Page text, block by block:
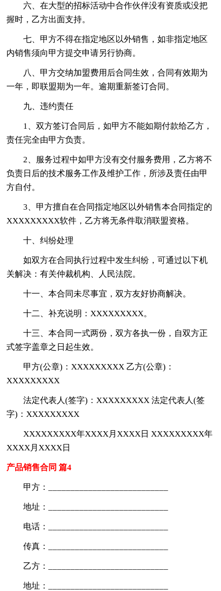
六、在大型的招标活动中合作伙伴没有资质或没把
握时，乙方出面支持。
七、甲方不得在指定地区以外销售，如非指定地区
内销售须向甲方提交申请另行协商。
八、甲方交纳加盟费用后合同生效，合同有效期为
一年，即联盟期为一年。逾期重新签订合同。
九、违约责任
1、双方签订合同后，如甲方不能如期付款给乙方，
责任完全由甲方负责。
2、服务过程中如甲方没有交付服务费用，乙方将不
负责日后的技术服务工作及维护工作，所涉及责任由甲
方自付。
3、甲方擅自在合同指定地区以外销售本合同指定的
XXXXXXXXX软件，乙方将无条件取消联盟资格。
十、纠纷处理
如双方在合同执行过程中发生纠纷，可通过以下机
关解决：有关仲裁机构、人民法院。
十一、本合同未尽事宜，双方友好协商解决。
十二、补充说明：XXXXXXXXX。
十三、本合同一式两份，双方各执一份，自双方正
式签字盖章之日起生效。
甲方(公章)：XXXXXXXXX 乙方(公章)：
XXXXXXXXX
法定代表人(签字)：XXXXXXXXX 法定代表人(签
字)：XXXXXXXXX
XXXXXXXXX年XXXX月XXXX日 XXXXXXXXX年
XXXX月XXXX日
产品销售合同 篇4
甲方：___________________________
地址：___________________________
电话：___________________________
传真：___________________________
乙方：___________________________
地址：___________________________